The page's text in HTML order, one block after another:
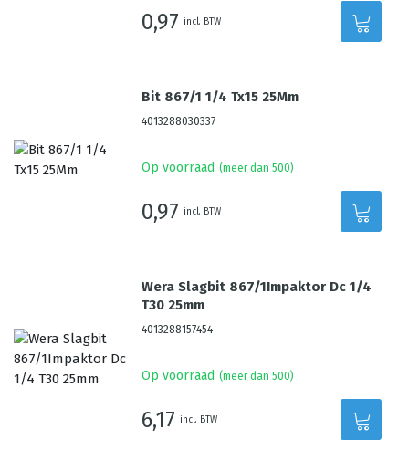
0,97 incl. BTW
Bit 867/1 1/4 Tx15 25Mm
4013288030337
Op voorraad (meer dan 500)
0,97 incl. BTW
Wera Slagbit 867/1Impaktor Dc 1/4
T30 25mm
4013288157454
Op voorraad (meer dan 500)
6,17 incl. BTW